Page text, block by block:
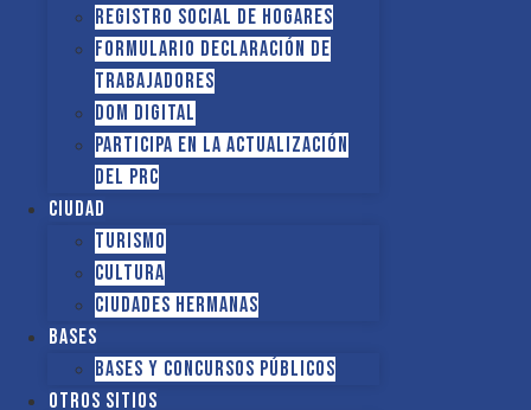
Registro social de hogares
FORMULARIO DECLARACIÓN DE
TRABAJADORES
DOM Digital
Participa en la actualización
del PRC
Ciudad
Turismo
Cultura
Ciudades hermanas
Bases
Bases y Concursos Públicos
Otros sitios